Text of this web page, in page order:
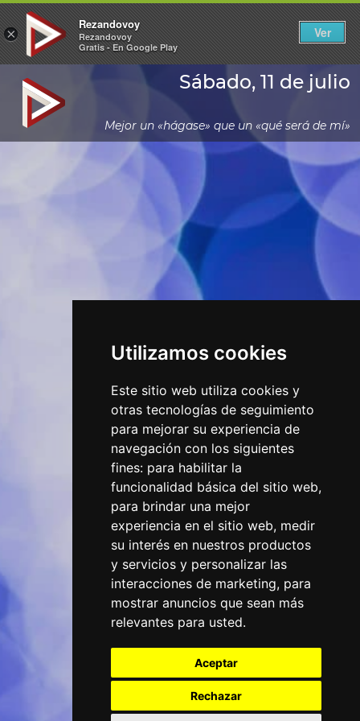
Utilizamos cookies
Este sitio web utiliza cookies y
otras tecnologías de seguimiento
para mejorar su experiencia de
navegación con los siguientes
fines: para habilitar la
funcionalidad básica del sitio web,
para brindar una mejor
experiencia en el sitio web, medir
su interés en nuestros productos
y servicios y personalizar las
interacciones de marketing, para
mostrar anuncios que sean más
relevantes para usted.
Aceptar
Rechazar
×
Rezandovoy
Rezandovoy
Gratis - En Google Play
Ver
Sábado, 11 de julio
Mejor un «hágase» que un «qué será de mí»